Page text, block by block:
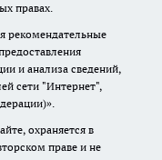
правах.
рекомендательные
и анализа сведений,
сети "Интернет",
охраняется в
праве и не